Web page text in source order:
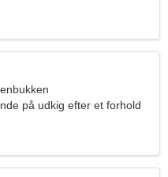
på udkig efter et forhold